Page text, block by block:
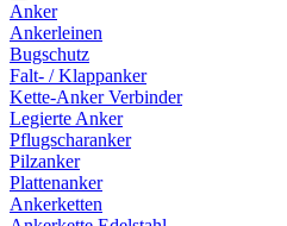
Anker
Ankerleinen
Bugschutz
Falt- / Klappanker
Kette-Anker Verbinder
Legierte Anker
Pflugscharanker
Pilzanker
Plattenanker
Ankerketten